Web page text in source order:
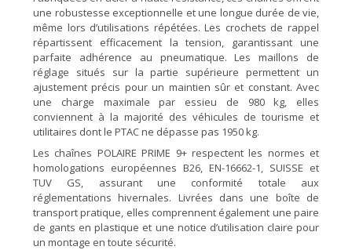
une robustesse exceptionnelle et une longue durée de vie,
même lors d’utilisations répétées. Les crochets de rappel
répartissent efficacement la tension, garantissant une
parfaite adhérence au pneumatique. Les maillons de
réglage situés sur la partie supérieure permettent un
ajustement précis pour un maintien sûr et constant. Avec
une charge maximale par essieu de 980 kg, elles
conviennent à la majorité des véhicules de tourisme et
utilitaires dont le PTAC ne dépasse pas 1950 kg.
Les chaînes POLAIRE PRIME 9+ respectent les normes et
homologations européennes B26, EN-16662-1, SUISSE et
TUV GS, assurant une conformité totale aux
réglementations hivernales. Livrées dans une boîte de
transport pratique, elles comprennent également une paire
de gants en plastique et une notice d’utilisation claire pour
un montage en toute sécurité.